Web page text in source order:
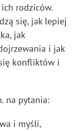
rodziców.
się, jak lepiej
jak
i jak
konfliktów i
na pytania:
i myśli,